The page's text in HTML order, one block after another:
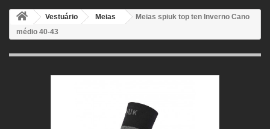
Vestuário Meias
Meias spiuk top ten Inverno Cano
médio 40-43